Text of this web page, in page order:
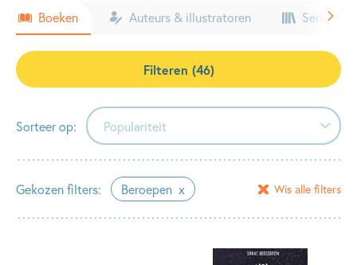
Boeken Auteurs & illustratoren Series &
Filteren (46)
Sorteer op: Populariteit
Populariteit
Verschijningsdatum
Alfabetisch (A-Z)
Gekozen filters: Beroepen Wis alle filters